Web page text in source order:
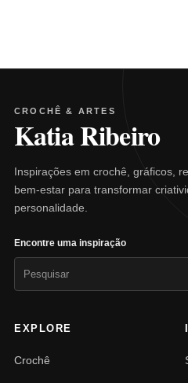
CROCHÊ & ARTES
Katia Ribeiro
Inspirações em crochê, gráficos,
bem-estar para transformar
personalidade.
Encontre uma inspiração
EXPLORE
Crochê